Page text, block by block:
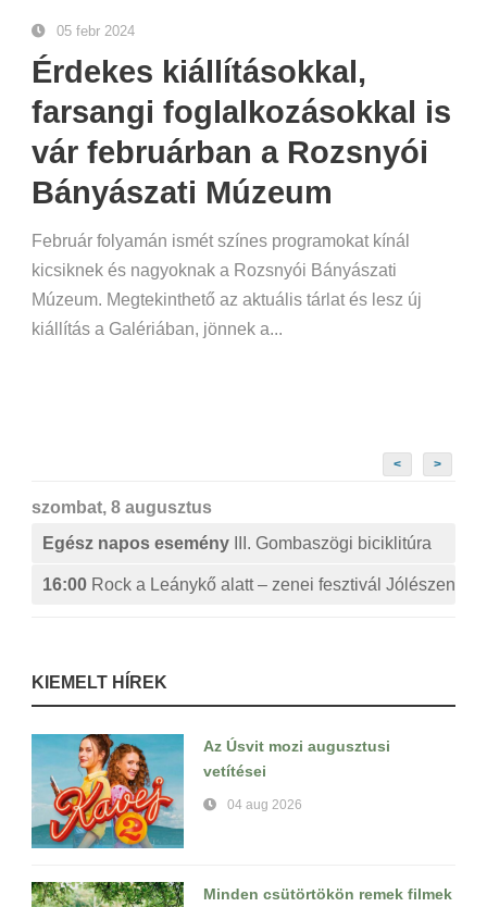
05 febr 2024
Érdekes kiállításokkal,
farsangi foglalkozásokkal is
vár februárban a Rozsnyói
Bányászati Múzeum
Február folyamán ismét színes programokat kínál
kicsiknek és nagyoknak a Rozsnyói Bányászati
Múzeum. Megtekinthető az aktuális tárlat és lesz új
kiállítás a Galériában, jönnek a...
< >
szombat, 8 augusztus
Egész napos esemény
III. Gombaszögi biciklitúra
16:00 Rock a Leánykő alatt – zenei fesztivál Jólészen
KIEMELT HÍREK
Az Úsvit mozi augusztusi
vetítései
04 aug 2026
Minden csütörtökön remek filmek